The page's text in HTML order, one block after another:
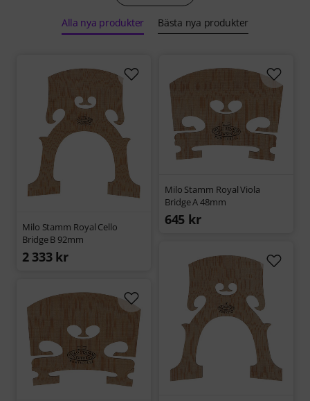
Alla nya produkter Bästa nya produkter
Milo Stamm Royal Cello
Bridge B 92mm
2 333 kr
Milo Stamm Royal Viola
Bridge A 48mm
645 kr